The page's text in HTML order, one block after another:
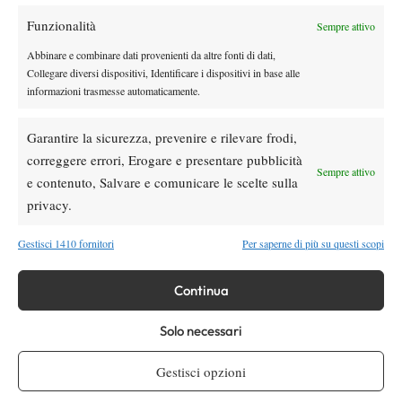
Funzionalità Sempre attivo
Abbinare e combinare dati provenienti da altre fonti di dati,
Collegare diversi dispositivi, Identificare i dispositivi in base alle
informazioni trasmesse automaticamente.
Garantire la sicurezza, prevenire e rilevare frodi,
correggere errori, Erogare e presentare pubblicità
e contenuto, Salvare e comunicare le scelte sulla
privacy.
Sempre attivo
Gestisci 1410 fornitori Per saperne di più su questi scopi
Continua
Solo necessari
Gestisci opzioni
Testata giornalisticaSpazio Tennisregistrata Aut-Trib Milano n°
10268 del 15/09/2025
HOME
ENTRY LIST
WTA